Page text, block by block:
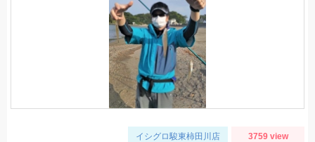
イシグロ駿東柿田川店 3759 view